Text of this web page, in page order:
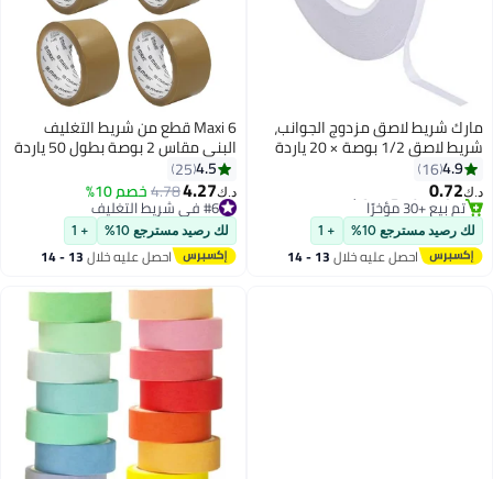
شريط لاصق مزدوج الجوانب،
شريط لاصق 1/2 بوصة × 20 ياردة
والحرف اليدوية والتصوير
وسجل القصاصات
البطاقات وتغليف الهدايا
القرطاسية المدرسية
4.9
16
0.72
#8 في شريط التثبيت
أقل سعر في 7 يوم
تم بيع +30 مؤخرًا
#8 في شريط التثبيت
رصيد مسترجع 10% + 1
احصل عليه خلال 13 - 14
Maxi 6 قطع من شريط التغليف
البني مقاس 2 بوصة بطول 50 ياردة
4.5
25
4.27
4.78خصم 10%
#6 في شريط التغليف
#6 في شريط التغليف
لك رصيد مسترجع 10% + 1
احصل عليه خلال 13 - 14